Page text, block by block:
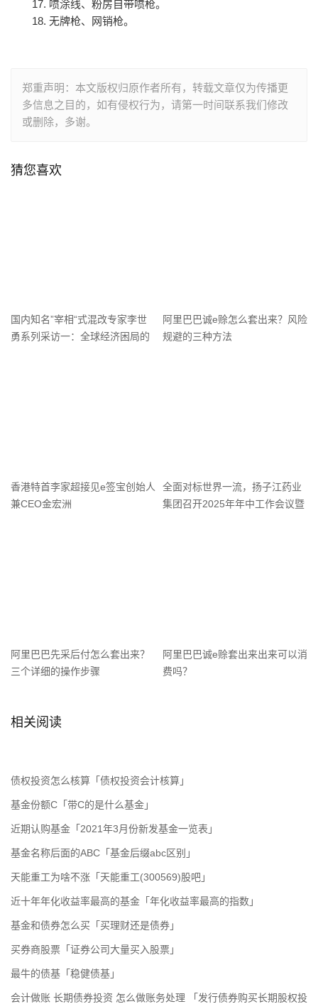
17. 喷涂线、粉房自带喷枪。
18. 无牌枪、网销枪。
郑重声明：本文版权归原作者所有，转载文章仅为传播更
多信息之目的，如有侵权行为，请第一时间联系我们修改
或删除，多谢。
猜您喜欢
国内知名”宰相“式混改专家李世
勇系列采访一：全球经济困局的
阿里巴巴诚e赊怎么套出来？风险
规避的三种方法
香港特首李家超接见e签宝创始人
兼CEO金宏洲
全面对标世界一流，扬子江药业
集团召开2025年年中工作会议暨
阿里巴巴先采后付怎么套出来？
三个详细的操作步骤
阿里巴巴诚e赊套出来出来可以消
费吗？
相关阅读
债权投资怎么核算「债权投资会计核算」
基金份额C「带C的是什么基金」
近期认购基金「2021年3月份新发基金一览表」
基金名称后面的ABC「基金后缀abc区别」
天能重工为啥不涨「天能重工(300569)股吧」
近十年年化收益率最高的基金「年化收益率最高的指数」
基金和债券怎么买「买理财还是债券」
买券商股票「证券公司大量买入股票」
最牛的债基「稳健债基」
会计做账 长期债券投资 怎么做账务处理 「发行债券购买长期股权投